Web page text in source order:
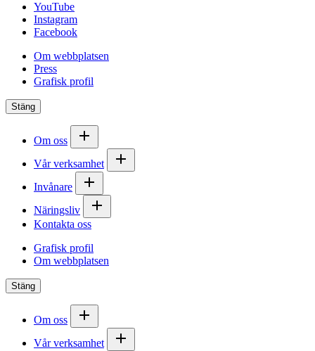
YouTube
Instagram
Facebook
Om webbplatsen
Press
Grafisk profil
Stäng
Om oss
Vår verksamhet
Invånare
Näringsliv
Kontakta oss
Grafisk profil
Om webbplatsen
Stäng
Om oss
Vår verksamhet